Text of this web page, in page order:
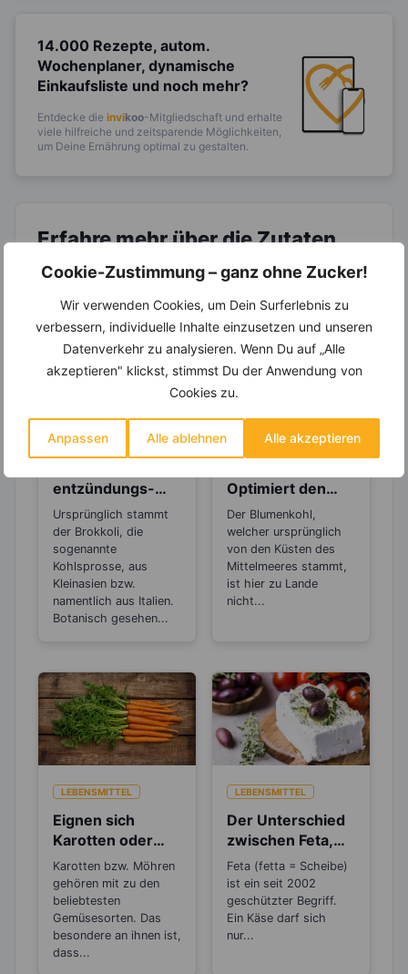
Cookie-Zustimmung – ganz ohne Zucker!
Wir verwenden Cookies, um Dein Surferlebnis zu
verbessern, individuelle Inhalte einzusetzen und unseren
Datenverkehr zu analysieren. Wenn Du auf „Alle
akzeptieren" klickst, stimmst Du der Anwendung von
Cookies zu.
Anpassen Alle ablehnen Alle akzeptieren
14.000 Rezepte, autom.
Wochenplaner, dynamische
Einkaufsliste und noch mehr?
Entdecke die invikoo-Mitgliedschaft und erhalte
viele hilfreiche und zeitsparende Möglichkeiten,
um Deine Ernährung optimal zu gestalten.
Erfahre mehr über die Zutaten
dieses Rezepts
LEBENSMITTEL
entzündungs-
und
krebshemmende
Wirkung
Ursprünglich stammt
der Brokkoli, die
sogenannte
Kohlsprosse, aus
Kleinasien bzw.
namentlich aus Italien.
Botanisch gesehen...
LEBENSMITTEL
Optimiert den
pH-Wert im Blut
und schützt vor
Übersäuerung
Der Blumenkohl,
welcher ursprünglich
von den Küsten des
Mittelmeeres stammt,
ist hier zu Lande
nicht...
LEBENSMITTEL
Eignen sich
Karotten oder
Möhren zum
Abnehmen?
Karotten bzw. Möhren
gehören mit zu den
beliebtesten
Gemüsesorten. Das
besondere an ihnen ist,
dass...
LEBENSMITTEL
Der Unterschied
zwischen Feta,
Schafskäse,
Hirten- und
Balkankäse
Feta (fetta = Scheibe)
ist ein seit 2002
geschützter Begriff.
Ein Käse darf sich
nur...